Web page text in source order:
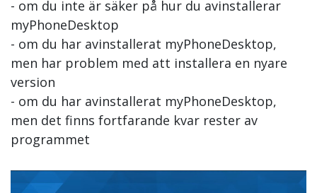
- om du inte är säker på hur du avinstallerar
myPhoneDesktop
- om du har avinstallerat myPhoneDesktop,
men har problem med att installera en nyare
version
- om du har avinstallerat myPhoneDesktop,
men det finns fortfarande kvar rester av
programmet